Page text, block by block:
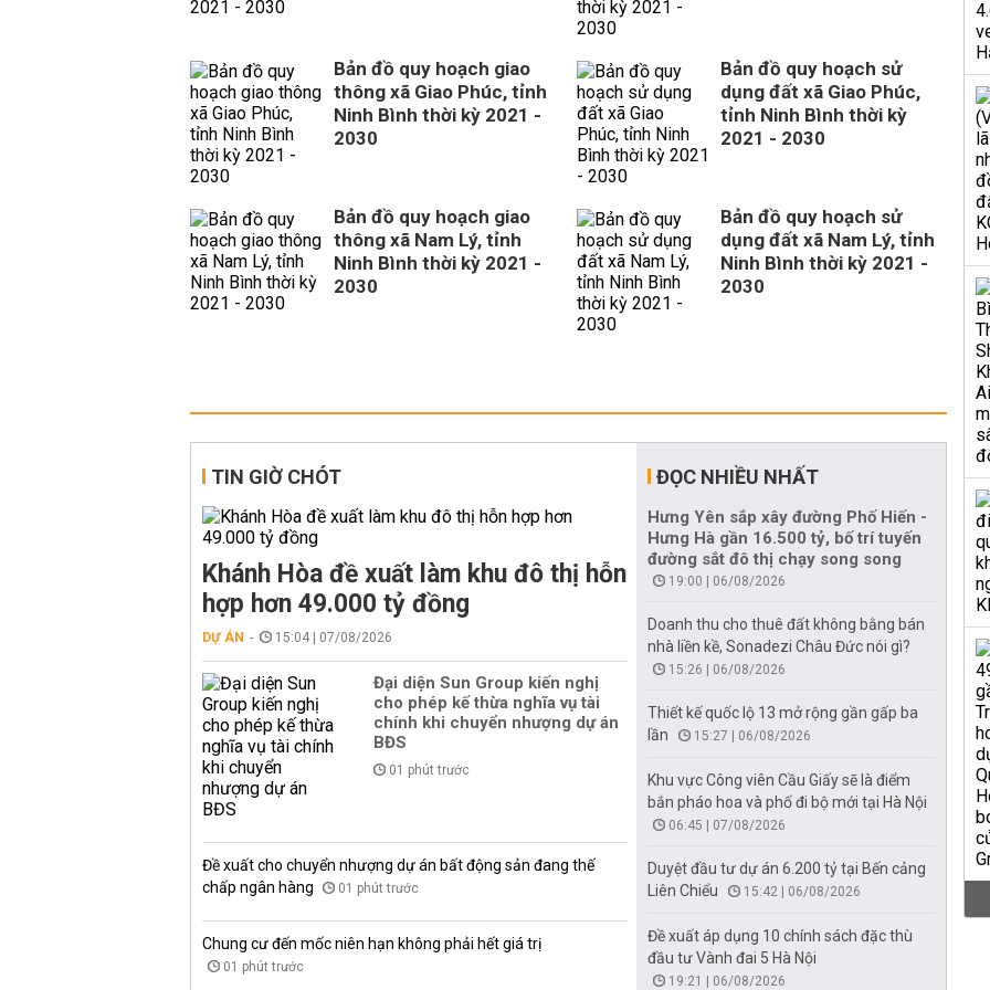
Bản đồ quy hoạch giao
thông xã Giao Phúc, tỉnh
Ninh Bình thời kỳ 2021 -
2030
Bản đồ quy hoạch sử
dụng đất xã Giao Phúc,
tỉnh Ninh Bình thời kỳ
2021 - 2030
Bản đồ quy hoạch giao
thông xã Nam Lý, tỉnh
Ninh Bình thời kỳ 2021 -
2030
Bản đồ quy hoạch sử
dụng đất xã Nam Lý, tỉnh
Ninh Bình thời kỳ 2021 -
2030
TIN GIỜ CHÓT
Khánh Hòa đề xuất làm khu đô thị hỗn
hợp hơn 49.000 tỷ đồng
DỰ ÁN 15:04 | 07/08/2026
Đại diện Sun Group kiến nghị
cho phép kế thừa nghĩa vụ tài
chính khi chuyển nhượng dự án
BĐS
01 phút trước
Đề xuất cho chuyển nhượng dự án bất động sản đang thế
chấp ngân hàng
01 phút trước
Chung cư đến mốc niên hạn không phải hết giá trị
01 phút trước
ĐỌC NHIỀU NHẤT
Hưng Yên sắp xây đường Phố Hiến -
Hưng Hà gần 16.500 tỷ, bố trí tuyến
đường sắt đô thị chạy song song
19:00 | 06/08/2026
Doanh thu cho thuê đất không bằng bán
nhà liền kề, Sonadezi Châu Đức nói gì?
15:26 | 06/08/2026
Thiết kế quốc lộ 13 mở rộng gần gấp ba
lần
15:27 | 06/08/2026
Khu vực Công viên Cầu Giấy sẽ là điểm
bắn pháo hoa và phố đi bộ mới tại Hà Nội
06:45 | 07/08/2026
Duyệt đầu tư dự án 6.200 tỷ tại Bến cảng
Liên Chiểu
15:42 | 06/08/2026
Đề xuất áp dụng 10 chính sách đặc thù
đầu tư Vành đai 5 Hà Nội
19:21 | 06/08/2026